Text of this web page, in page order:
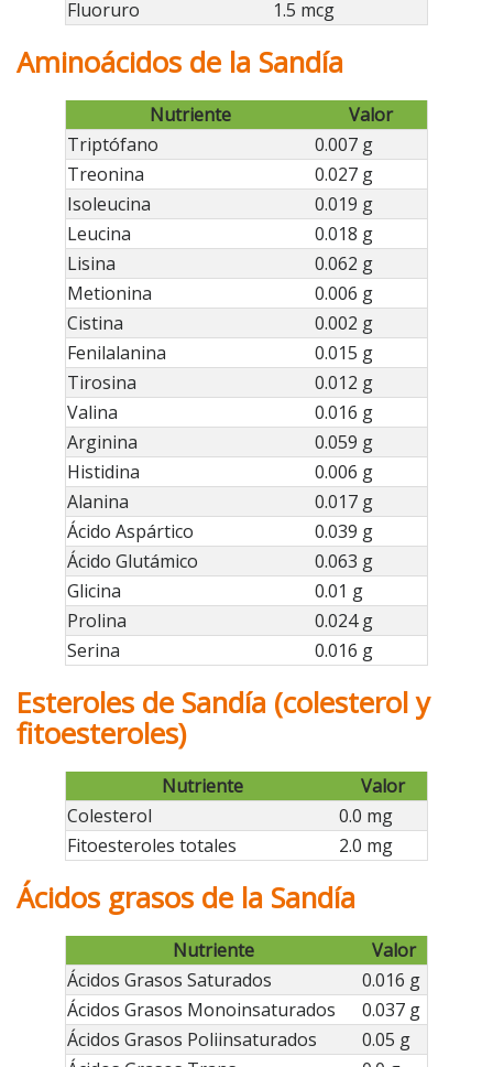
Fluoruro
1.5 mcg
Aminoácidos de la Sandía
Nutriente
Valor
Triptófano
0.007 g
Treonina
0.027 g
Isoleucina
0.019 g
Leucina
0.018 g
Lisina
0.062 g
Metionina
0.006 g
Cistina
0.002 g
Fenilalanina
0.015 g
Tirosina
0.012 g
Valina
0.016 g
Arginina
0.059 g
Histidina
0.006 g
Alanina
0.017 g
Ácido Aspártico
0.039 g
Ácido Glutámico
0.063 g
Glicina
0.01 g
Prolina
0.024 g
Serina
0.016 g
Esteroles de Sandía (colesterol y
fitoesteroles)
Nutriente
Valor
Colesterol
0.0 mg
Fitoesteroles totales
2.0 mg
Ácidos grasos de la Sandía
Nutriente
Valor
Ácidos Grasos Saturados
0.016 g
Ácidos Grasos Monoinsaturados
0.037 g
Ácidos Grasos Poliinsaturados
0.05 g